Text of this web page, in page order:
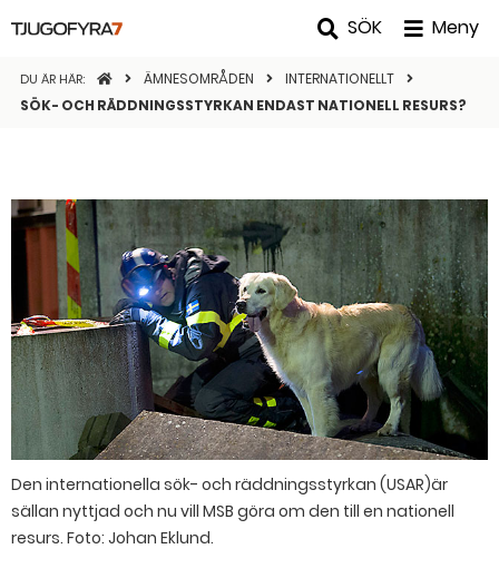
SÖK Meny
DU ÄR HÄR: STARTSIDANÄMNESOMRÅDEN
INTERNATIONELLT
SÖK- OCH RÄDDNINGSSTYRKAN ENDAST NATIONELL RESURS?
Den internationella sök- och räddningsstyrkan (USAR)är
sällan nyttjad och nu vill MSB göra om den till en nationell
resurs. Foto: Johan Eklund.